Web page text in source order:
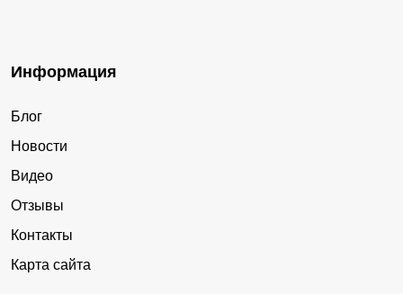
Информация
Блог
Новости
Видео
Отзывы
Контакты
Карта сайта